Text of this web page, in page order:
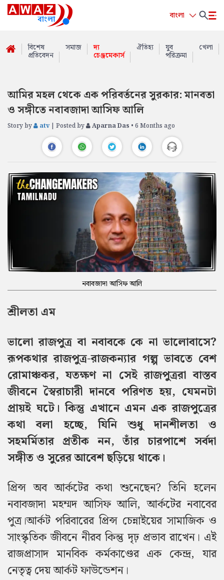
বাংলা
বিশেষ
প্রতিবেদন
সমাজ দ্য
চেঞ্জমেকার্স
ঐতিহ্য যুব
পরিক্রমা
খেলা
আমির মহল থেকে এক পরিবর্তনের সুরকার: মানবতা
ও সঙ্গীতে নবাবজাদা আসিফ আলি
Story by atv| Posted by Aparna Das • 6 Months ago
নবাবজাদা আসিফ আলি
শ্রীলতা এম
ভালো রাজপুত্র বা নবাবকে কে না ভালোবাসে?
রূপকথার রাজপুত্র-রাজকন্যার গল্প ভাবতে বেশ
রোমাঞ্চকর, যতক্ষণ না সেই রাজপুত্ররা বাস্তব
জীবনে স্বৈরাচারী দানবে পরিণত হয়, যেমনটা
প্রায়ই ঘটে।কিন্তু এখানে এমন এক রাজপুত্রের
কথা বলা হচ্ছে, যিনি শুধু দানশীলতা ও
সহমর্মিতার প্রতীক নন, তাঁর চারপাশে সর্বদা
সঙ্গীত ও সুরের আবেশ ছড়িয়ে থাকে।
প্রিন্স অব আর্কটের কথা শুনেছেন? তিনি হলেন
নবাবজাদা মহম্মদ আসিফ আলি, আর্কটের নবাবের
পুত্র।আর্কট পরিবারের প্রিন্স চেন্নাইয়ের সামাজিক ও
সাংস্কৃতিক জীবনে নীরব কিন্তু দৃঢ় প্রভাব রাখেন। এই
রাজপ্রাসাদ মানবিক কর্মকাণ্ডের এক কেন্দ্র, যার
নেতৃত্ব দেয় আর্কট ফাউন্ডেশন।